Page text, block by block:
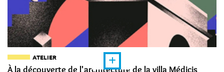
ATELIER
À la découverte de l'architecture de la villa Médicis